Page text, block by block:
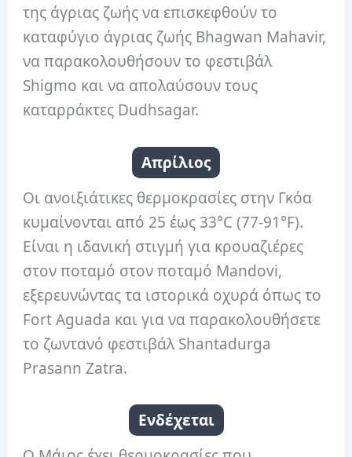
της άγριας ζωής να επισκεφθούν το
καταφύγιο άγριας ζωής Bhagwan Mahavir,
να παρακολουθήσουν το φεστιβάλ
Shigmo και να απολαύσουν τους
καταρράκτες Dudhsagar.
Απρίλιος
Οι ανοιξιάτικες θερμοκρασίες στην Γκόα
κυμαίνονται από 25 έως 33°C (77-91°F).
Είναι η ιδανική στιγμή για κρουαζιέρες
στον ποταμό στον ποταμό Mandovi,
εξερευνώντας τα ιστορικά οχυρά όπως το
Fort Aguada και για να παρακολουθήσετε
το ζωντανό φεστιβάλ Shantadurga
Prasann Zatra.
Ενδέχεται